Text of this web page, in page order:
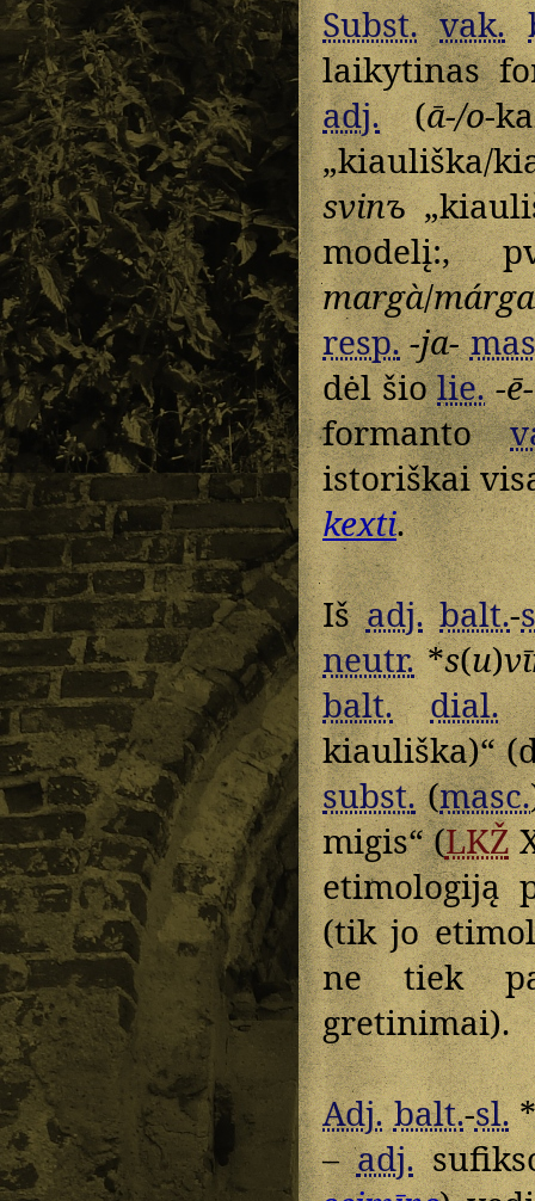
Subst. vak.
laikytinas
adj.(ā-/o-
„kiauliška/
svinъ
modelį:,
margà/
resp. -ja-
dėl šiolie. -ē-
formanto
istoriškai
kexti.
Išadj. balt.-
neutr.*s(u)
balt.
dial.
kiauliška)“
subst.(masc.
migis“ (LKŽ
etimologiją
(tik jo
ne tiek
gretinimai).
Adj. balt.-sl.
–adj.